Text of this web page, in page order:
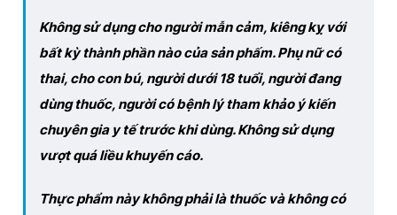
Không sử dụng cho người mẫn cảm, kiêng kỵ với
bất kỳ thành phần nào của sản phấm. Phụ nữ có
thai, cho con bú, người dưới 18 tuổi, người đang
dùng thuốc, người có bệnh lý tham khảo ý kiến
chuyên gia y tế trước khi dùng. Không sử dụng
vượt quá liều khuyến cáo.
Thực phẩm này không phải là thuốc và không có